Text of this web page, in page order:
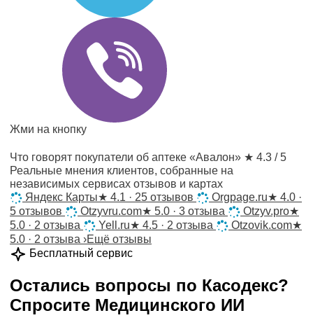
Жми на кнопку
Что говорят покупатели об аптеке «Авалон» ★ 4.3 / 5
Реальные мнения клиентов, собранные на
независимых сервисах отзывов и картах
Яндекс Карты★ 4.1 · 25 отзывов Orgpage.ru★ 4.0 ·
5 отзывов
Otzyvru.com★ 5.0 · 3 отзыва Otzyv.pro★
5.0 · 2 отзыва
Yell.ru★ 4.5 · 2 отзыва Otzovik.com★
5.0 · 2 отзыва ›Ещё отзывы
Бесплатный сервис
Остались вопросы по Касодекс?
Спросите Медицинского ИИ